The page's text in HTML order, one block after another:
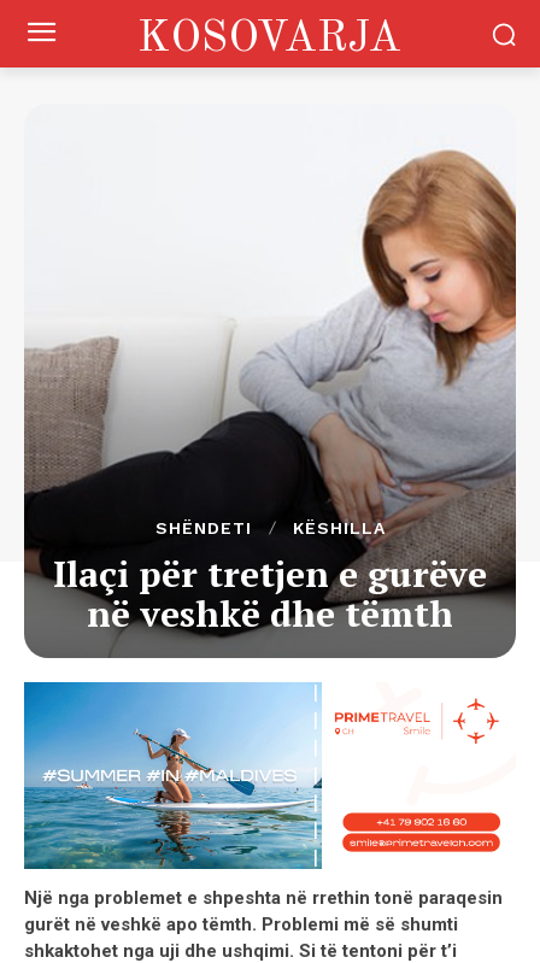
KOSOVARJA
SHËNDETI KËSHILLA
Ilaçi për tretjen e gurëve
në veshkë dhe tëmth
Një nga problemet e shpeshta në rrethin tonë paraqesin
gurët në veshkë apo tëmth. Problemi më së shumti
shkaktohet nga uji dhe ushqimi. Si të tentoni për t’i